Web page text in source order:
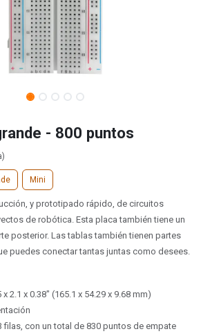
- 800 puntos
Mini
y prototipado rápido, de circuitos
de robótica. Esta placa también tiene un
posterior. Las tablas también tienen partes
puedes conectar tantas juntas como desees.
2.1 x 0.38" (165.1 x 54.29 x 9.68 mm)
filas, con un total de 830 puntos de empate